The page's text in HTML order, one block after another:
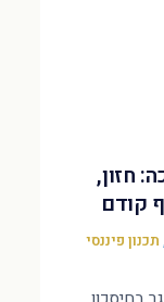
חזון,
קודם
, תכנון פיננסי